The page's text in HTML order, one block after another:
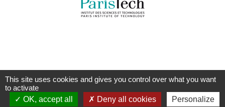
This site uses cookies and gives you control over what you want
to activate
OK, accept all
Deny all cookies Personalize